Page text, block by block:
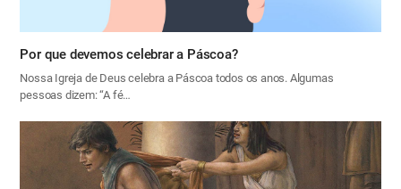
Por que devemos celebrar a Páscoa?
Nossa Igreja de Deus celebra a Páscoa todos os anos. Algumas
pessoas dizem: “A fé…